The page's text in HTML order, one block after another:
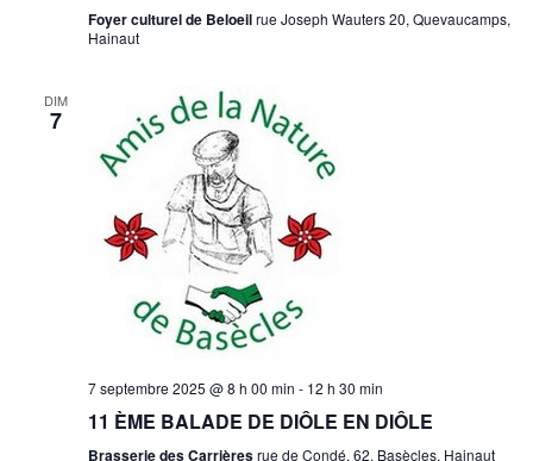
Foyer culturel de Beloeilrue Joseph Wauters 20, Quevaucamps,
Hainaut
DIM
7
7 septembre 2025 @ 8 h 00 min - 12 h 30 min
11 ÈME BALADE DE DIÔLE EN DIÔLE
Brasserie des Carrièresrue de Condé, 62, Basècles, Hainaut